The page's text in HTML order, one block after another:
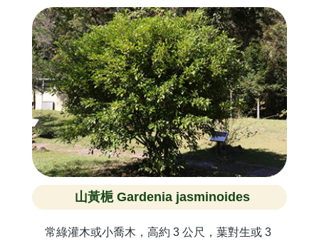
山黃梔 Gardenia jasminoides
常綠灌木或小喬木，高約 3 公尺，葉對生或 3